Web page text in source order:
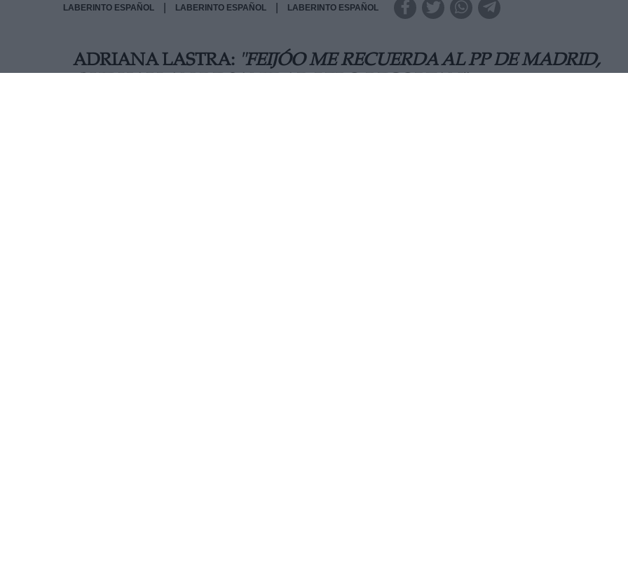
LABERINTO ESPAÑOL LABERINTO ESPAÑOL LABERINTO ESPAÑOL
ADRIANA LASTRA: "FEIJÓO ME RECUERDA AL PP DE MADRID,